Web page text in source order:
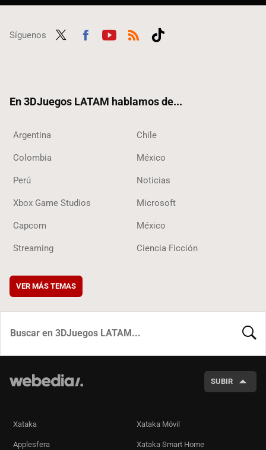
Síguenos
En 3DJuegos LATAM hablamos de...
Argentina Chile
Colombia México
Perú Noticias
Xbox Game Studios Microsoft
Capcom México
Streaming Ciencia Ficción
VER MÁS TEMAS
SUBIR
Xataka Xataka Móvil
Applesfera Xataka Smart Home